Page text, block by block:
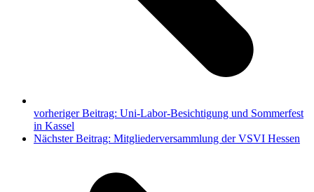
vorheriger Beitrag: Uni-Labor-Besichtigung und Sommerfest
in Kassel
Nächster Beitrag: Mitgliederversammlung der VSVI Hessen